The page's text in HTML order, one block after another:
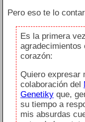
Pero eso te lo
Es la primera
agradecimientos
corazón:
Quiero expresar
colaboración del
Genetiky que,
su tiempo a
mis absurdas